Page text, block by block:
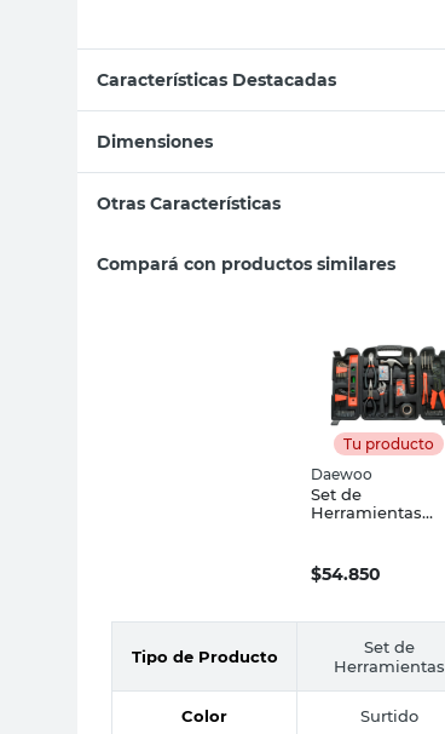
Características Destacadas
Dimensiones
Otras Características
Compará con productos similares
Tu producto
Daewoo
Set de
Herramientas
$54.850
Tipo de Producto
Set de
Herramientas
Color Surtido